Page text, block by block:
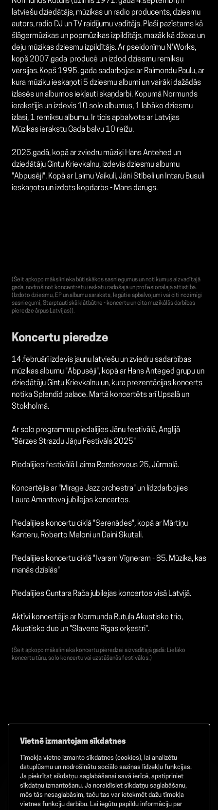
latviešu dziedātājs, mūzikas un radio producents, dziesmu
autors, radio DJ un TV raidījumu vadītājs. Plaši pazīstams kā
šlāgermūzikas un popmūzikas izpildītājs, mazāk kā džeza un
deju mūzikas dziesmu izpildītājs. Ar pseidonīmu N'Works,
kopš 2007.gada producē un izdod dziesmu remiksu
versijas.Kopš 1995. gada sadarbojas ar Raimondu Paulu, ar
kura mūziku ieskaņoti 5 dziesmu albumi un vairāki dažādās
izlasēs un albumos iekļauti skaņdarbi. Kopumā Normunds
ierakstījis un izdevis 10 solo albumus, 1 labāko dziesmu
izlasi, 1 remiksu albumu. Ir ticis apbalvots ar Latvijas
Mūzikas ierakstu Gada balvu 10 reižu.
2025.gadā, kopā ar zviedru mūziķi Hans Antehed un
dziedātāju Gintu Krievkalnu, izdevis dziesmu albumu
"Abpusēji". Kopā ar Laimu Vaikuli, Jāni Stībeli un Intaru Busuli
ieskaņots un izdots kopdarbs - Mans darugs.
(Šeit apkopo mākslinieka būtiskākos sasniegumus un notikumus aizvadītajā
gadā, nodrošinot koncentrētu ieskatu radošajā un profesionālajā attīstībā.
(Izdoto dziesmu, EP un albumu saraksts, Iegūtie apbalvojumi vai citi nozīmīgi
sasniegumi, Starptautiskā klātbūtne - koncertu un cita muzikālās darbības
pieredze ārpus Latvijas)).
Koncertu pieredze
14.februārī izdevis jaunu latviešu un zviedru sadarbības
mūzikas albumu "Abpusēji", kopā ar Hans Anteged grupu un
dziedātāju Gintu Krievkalnu un, kura prezentācijas koncerts
notika Splendid palace. Martā koncertēts arī Upsalā un
Stokholmā.
Ar solo programmu piedalījies Jānu festivālā, Anglijā
"Bērzes Strazdu Jāņu Festivāls 2025"
Piedalījies festivālā Laima Rendezvous 25, Jūrmalā.
Koncertējis ar "Mirage Jazz orchestra" un līdzdarbojies
Laura Amantova jubilejas koncertos.
Piedalījies koncertu ciklā "Serenādes", kopā ar Mārtiņu
Kanteru, Roberto Meloni un Daini Skuteli.
Piedalījies koncertu ciklā "Ivaram Vīgneram - 85. Mūzika, kas
manās dzīslās"
Piedalījies Guntara Rača jubilejas koncertos visā Latvijā.
Aktīvi koncertējis ar Normunda Rutuļa Akustisko trio,
Akustisko duo un "Slaveno Rīgas orķestri".
(Šeit apkopo mākslinieka koncertu pieredzei aizvadītajā gadā: Lielāko
koncertu tūru, solo koncertu vai uzstāšanās festivālos.)
Facebook TikTok Instagram
Vietnē izmantojam sīkdatnes
Tīmekļa vietne izmanto sīkdatnes (cookies), lai analizētu
datuplūsmu un nodrošinātu sociālo saziņas līdzekļu funkcijas.
Ja piekrītat sīkdatņu saglabāšanai savā ierīcē, apstipriniet
sīkdatņu izmantošanu. Ja noraidīsiet sīkdatņu saglabāšanu,
mēs tās nesaglabāsim, taču tas var ietekmēt dažu tīmekļa
vietnes funkciju darbību. Lai iegūtu papildu informāciju par